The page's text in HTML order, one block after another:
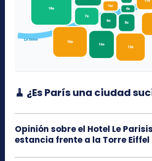
🧹 ¿Es París una ciudad
Opinión sobre el Hotel Le
estancia frente a la Torre Eiffel